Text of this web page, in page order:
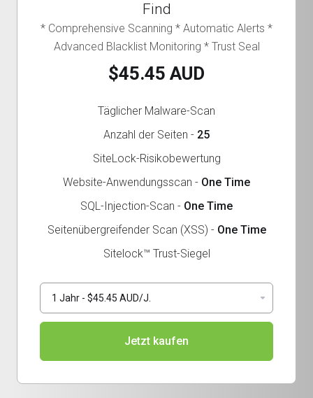
Find
* Comprehensive Scanning * Automatic Alerts *
Advanced Blacklist Monitoring * Trust Seal
$45.45 AUD
Täglicher Malware-Scan
Anzahl der Seiten - 25
SiteLock-Risikobewertung
Website-Anwendungsscan - One Time
SQL-Injection-Scan - One Time
Seitenübergreifender Scan (XSS) - One Time
Sitelock™ Trust-Siegel
Jetzt kaufen